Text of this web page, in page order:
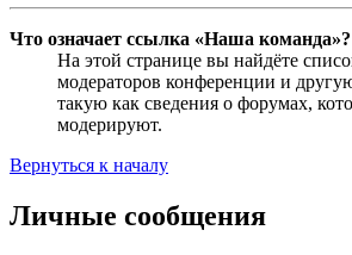
Что означает ссылка «Наша команда»?
На этой странице вы найдёте
модераторов конференции и
такую как сведения о форумах,
модерируют.
Вернуться к началу
Личные сообщения